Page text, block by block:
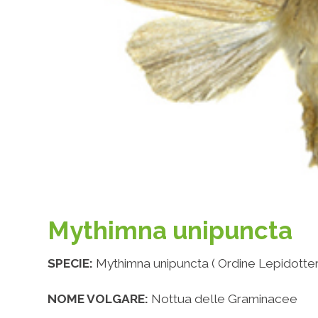
Mythimna unipuncta
SPECIE: Mythimna unipuncta ( Ordine
NOME VOLGARE: Nottua delle Graminacee